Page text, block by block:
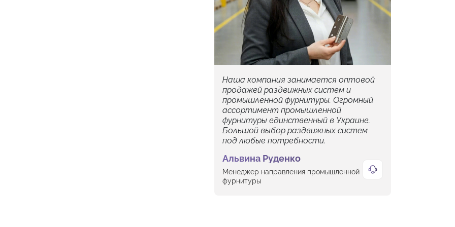
Наша компания занимается оптовой
продажей раздвижных систем и
промышленной фурнитуры. Огромный
ассортимент промышленной
фурнитуры единственный в Украине.
Большой выбор раздвижных систем
под любые потребности.
Альвина Руденко
Менеджер направления промышленной
фурнитуры